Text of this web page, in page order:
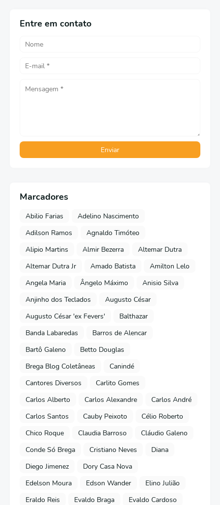
Entre em contato
Marcadores
Abilio Farias
Adelino Nascimento
Adilson Ramos
Agnaldo Timóteo
Alipio Martins
Almir Bezerra
Altemar Dutra
Altemar Dutra Jr
Amado Batista
Amilton Lelo
Angela Maria
Ângelo Máximo
Anisio Silva
Anjinho dos Teclados
Augusto César
Augusto César 'ex Fevers'
Balthazar
Banda Labaredas
Barros de Alencar
Bartô Galeno
Betto Douglas
Brega Blog Coletâneas
Canindé
Cantores Diversos
Carlito Gomes
Carlos Alberto
Carlos Alexandre
Carlos André
Carlos Santos
Cauby Peixoto
Célio Roberto
Chico Roque
Claudia Barroso
Cláudio Galeno
Conde Só Brega
Cristiano Neves
Diana
Diego Jimenez
Dory Casa Nova
Edelson Moura
Edson Wander
Elino Julião
Eraldo Reis
Evaldo Braga
Evaldo Cardoso